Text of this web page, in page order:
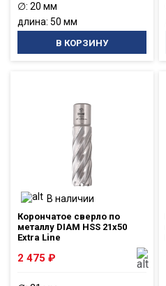
∅: 20 мм
длина: 50 мм
В КОРЗИНУ
В наличии
Корончатое сверло по
металлу DIAM HSS 21x50
Extra Line
2 475 ₽